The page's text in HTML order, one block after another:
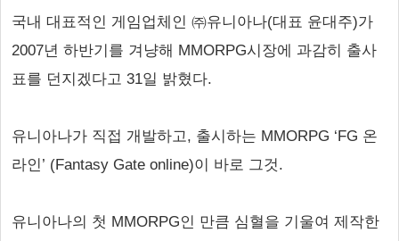
국내 대표적인 게임업체인 ㈜유니아나(대표 윤대주)가
2007년 하반기를 겨냥해 MMORPG시장에 과감히 출사
표를 던지겠다고 31일 밝혔다.
유니아나가 직접 개발하고, 출시하는 MMORPG ‘FG 온
라인’ (Fantasy Gate online)이 바로 그것.
유니아나의 첫 MMORPG인 만큼 심혈을 기울여 제작한